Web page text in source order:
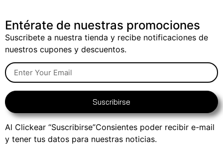
Entérate de nuestras promociones
Suscribete a nuestra tienda y recibe notificaciones de
nuestros cupones y descuentos.
Suscribirse
Al Clickear “Suscribirse”Consientes poder recibir e-mail
y tener tus datos para nuestras noticias.